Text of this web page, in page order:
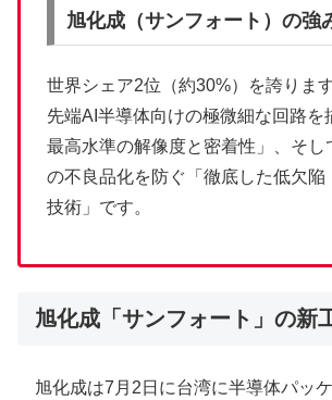
旭化成（サンフォート）の強
世界シェア2位（約30%）を誇りま
先端AI半導体向けの極微細な回路を
最高水準の解像度と密着性」、そし
の不良品化を防ぐ「徹底した低欠陥
技術」です。
旭化成「サンフォート」の新
旭化成は7月2日に台湾に半導体パッ